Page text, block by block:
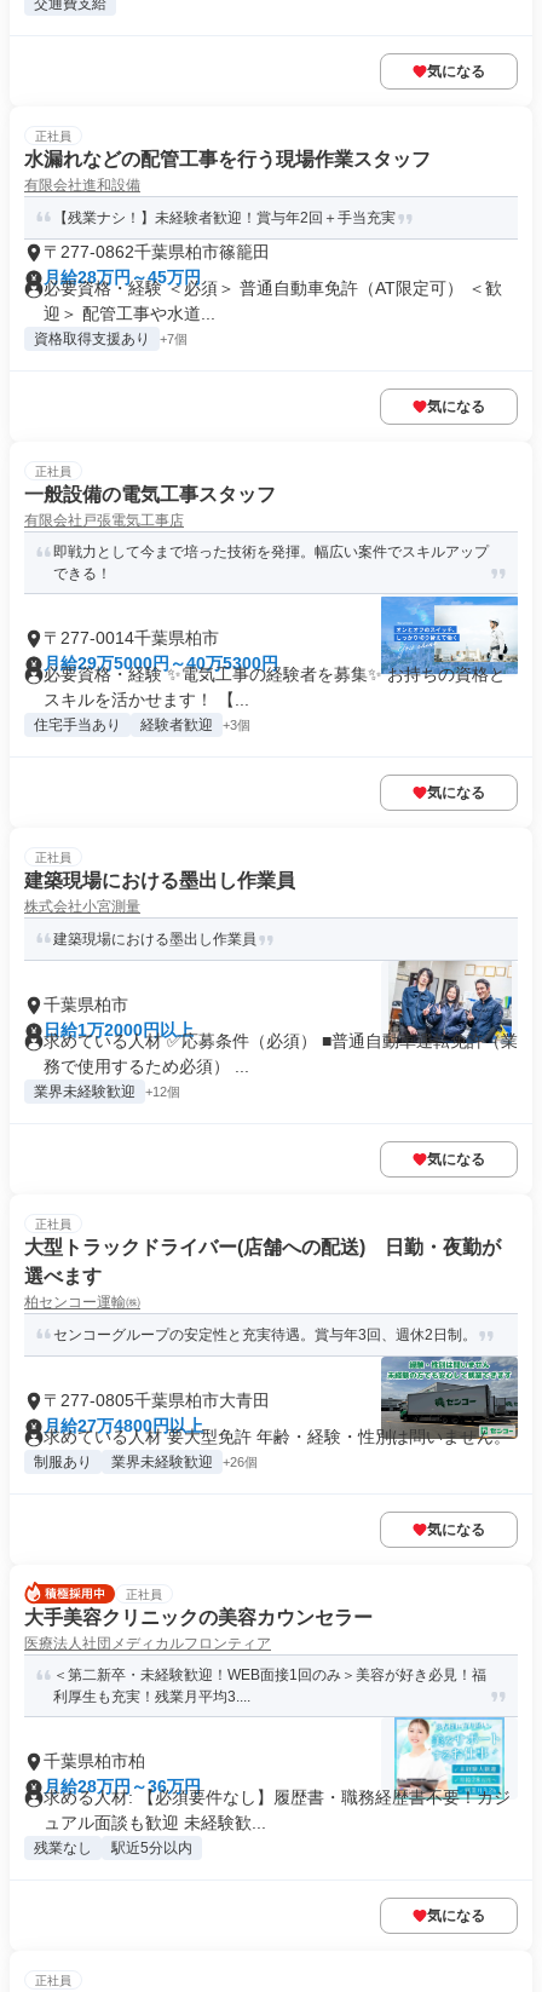
交通費支給
気になる
正社員
水漏れなどの配管工事を行う現場作業スタッフ
有限会社進和設備
【残業ナシ！】未経験者歓迎！賞与年2回＋手当充実
〒277-0862千葉県柏市篠籠田
月給28万円～45万円
必要資格・経験 ＜必須＞ 普通自動車免許（AT限定可） ＜歓
迎＞ 配管工事や水道...
資格取得支援あり +7個
気になる
正社員
一般設備の電気工事スタッフ
有限会社戸張電気工事店
即戦力として今まで培った技術を発揮。幅広い案件でスキルアップ
できる！
〒277-0014千葉県柏市
月給29万5000円～40万5300円
必要資格・経験 ✨電気工事の経験者を募集✨ お持ちの資格と
スキルを活かせます！ 【...
住宅手当あり 経験者歓迎 +3個
気になる
正社員
建築現場における墨出し作業員
株式会社小宮測量
建築現場における墨出し作業員
千葉県柏市
日給1万2000円以上
求めている人材 ✅️応募条件（必須） ■普通自動車運転免許（業
務で使用するため必須） ...
業界未経験歓迎 +12個
気になる
正社員
大型トラックドライバー(店舗への配送) 日勤・夜勤が
選べます
柏センコー運輸㈱
センコーグループの安定性と充実待遇。賞与年3回、週休2日制。
〒277-0805千葉県柏市大青田
月給27万4800円以上
求めている人材 要大型免許 年齢・経験・性別は問いません。
制服あり 業界未経験歓迎 +26個
気になる
正社員
大手美容クリニックの美容カウンセラー
医療法人社団メディカルフロンティア
＜第二新卒・未経験歓迎！WEB面接1回のみ＞美容が好き必見！福
利厚生も充実！残業月平均3....
千葉県柏市柏
月給28万円～36万円
求める人材: 【必須要件なし】履歴書・職務経歴書不要！カジ
ュアル面談も歓迎 未経験歓...
残業なし 駅近5分以内
気になる
正社員